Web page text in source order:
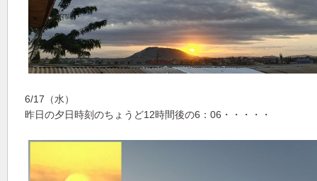
6/17（水）
昨日の夕日時刻のちょうど12時間後の6：06・・・・・